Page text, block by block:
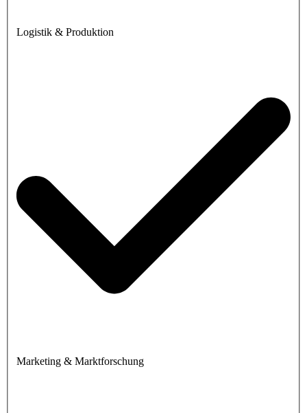
Logistik & Produktion
Marketing & Marktforschung